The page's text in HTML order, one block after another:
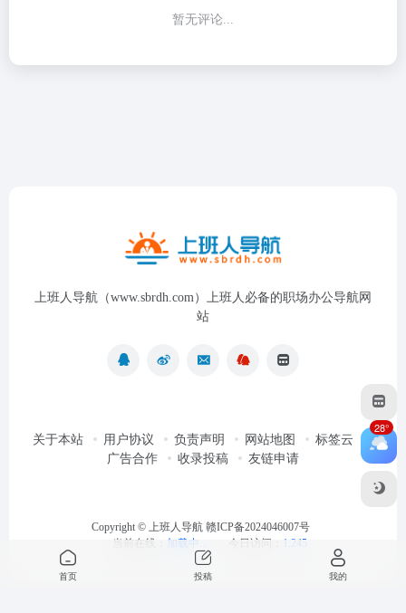
暂无评论...
上班人导航（www.sbrdh.com）上班人必备的职场办公导航网
站
关于本站 用户协议 负责声明 网站地图
标签云
广告合作
收录投稿 友链申请
Copyright © 上班人导航 赣ICP备2024046007号
当前在线： 加载中... 今日访问： 1,245
28°
首页 投稿 我的